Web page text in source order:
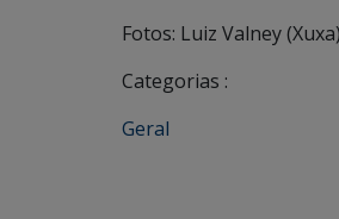
Fotos: Luiz Valney (Xuxa)
Categorias :
Geral